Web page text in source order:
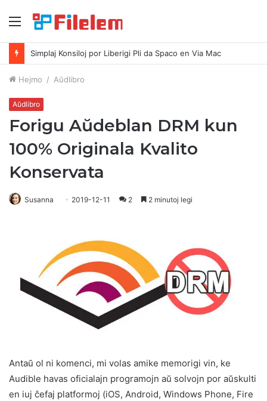
Menuo
Simplaj Konsiloj por Liberigi Pli da Spaco en Via Mac
Hejmo / Aŭdlibro
Aŭdlibro
Forigu Aŭdeblan DRM kun
100% Originala Kvalito
Konservata
Susanna 2019-12-11 2 2 minutoj legi
Antaŭ ol ni komenci, mi volas amike memorigi vin, ke
Audible havas oficialajn programojn aŭ solvojn por aŭskulti
en iuj ĉefaj platformoj (iOS, Android, Windows Phone, Fire